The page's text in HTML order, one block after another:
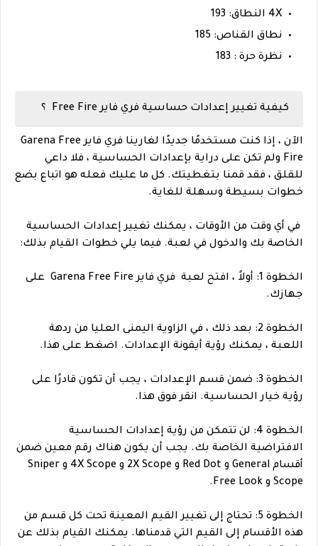
4X النطاق:
193
نطاق القناص: 185
نظرة حرة : 183
كيفية تغيير إعدادات حساسية فري فاير Free Fire ؟
الآن ، إذا كنت مستخدمًا جديدًا لغارينا فري فاير Garena Free
Fire ولم تكن على دراية بإعدادات الحساسية ، فلا داعي
للقلق ، فقد قمنا بتغطيتك. كل ما عليك فعله هو اتباع بضع
خطوات بسيطة وسهلة للغاية.
في أي وقت من الأوقات ، يمكنك تغيير إعدادات الحساسية
الخاصة بك والدخول في لعبة. فيما يلي خطوات القيام بذلك:
الخطوة 1: أولاً ، افتح لعبة فري فاير Garena Free Fire على
جهازك.
الخطوة 2: بعد ذلك ، في الزاوية اليمنى العليا من ردهة
اللعبة ، يمكنك رؤية أيقونة الإعدادات. اضغط على هذا.
الخطوة 3: ضمن قسم الإعدادات ، يجب أن تكون قادرًا على
رؤية خيار الحساسية. انقر فوق هذا.
الخطوة 4: لن تتمكن من رؤية إعدادات الحساسية
الافتراضية الخاصة بك. يجب أن يكون هناك رقم معين ضمن
أقسام General و Red Dot و 2X Scope و 4X Scope و Sniper
Scope و Free Look.
الخطوة 5: تحتاج إلى تغيير القيم المعينة تحت كل قسم من
هذه الأقسام إلى القيم التي قدمناها. يمكنك القيام بذلك عن